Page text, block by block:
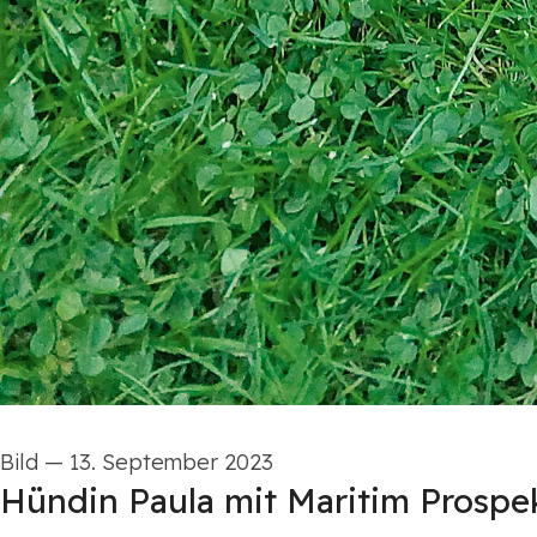
Bild — 13. September 2023
Hündin Paula mit Maritim